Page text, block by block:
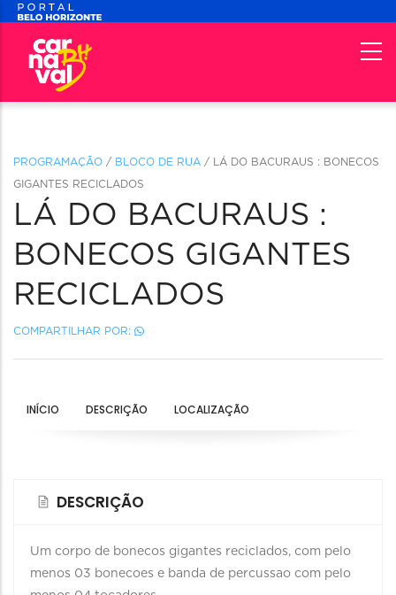
PROGRAMAÇÃO / BLOCO DE RUA / LÁ DO BACURAUS : BONECOS
GIGANTES RECICLADOS
LÁ DO BACURAUS :
BONECOS GIGANTES
RECICLADOS
COMPARTILHAR POR:
INÍCIO DESCRIÇÃO LOCALIZAÇÃO
DESCRIÇÃO
Um corpo de bonecos gigantes reciclados, com pelo
menos 03 bonecoes e banda de percussao com pelo